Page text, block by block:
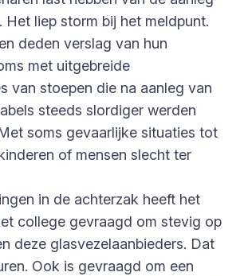
Het liep storm bij het meldpunt.
deden verslag van hun
met uitgebreide
van stoepen die na aanleg van
steeds slordiger werden
soms gevaarlijke situaties tot
of mensen slecht ter
in de achterzak heeft het
college gevraagd om stevig op
deze glasvezelaanbieders. Dat
Ook is gevraagd om een